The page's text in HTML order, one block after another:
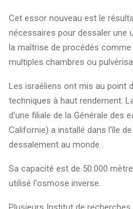
Cet essor nouveau est le
nécessaires pour dessaler une
la maîtrise de procédés
multiples chambres ou
Les israéliens ont mis au point
techniques à haut rendement.
d'une filiale de la Générale des
Californie) a installé dans l'île
dessalement au monde .
Sa capacité est de 50.000
utilisé l'osmose inverse.